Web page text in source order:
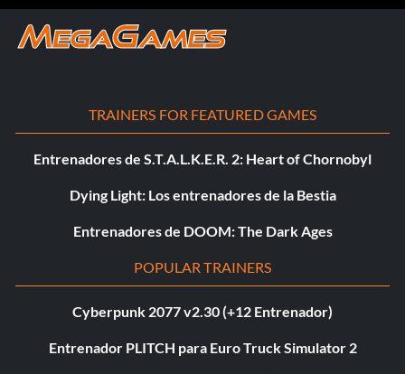
TRAINERS FOR FEATURED GAMES
Entrenadores de S.T.A.L.K.E.R. 2: Heart of Chornobyl
Dying Light: Los entrenadores de la Bestia
Entrenadores de DOOM: The Dark Ages
POPULAR TRAINERS
Cyberpunk 2077 v2.30 (+12 Entrenador)
Entrenador PLITCH para Euro Truck Simulator 2